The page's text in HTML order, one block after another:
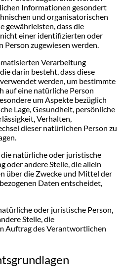
Informationen gesondert
und organisatorischen
gewährleisten, dass die
einer identifizierten oder
zugewiesen werden.
Verarbeitung
darin besteht, dass diese
werden, um bestimmte
auf eine natürliche Person
um Aspekte bezüglich
Lage, Gesundheit, persönliche
Verhalten,
dieser natürlichen Person zu
natürliche oder juristische
oder andere Stelle, die allein
über die Zwecke und Mittel der
Daten entscheidet,
oder juristische Person,
Stelle, die
Auftrag des Verantwortlichen